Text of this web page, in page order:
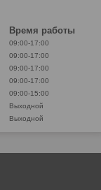
Время работы
09:00-17:00
09:00-17:00
09:00-17:00
09:00-17:00
09:00-15:00
Выходной
Выходной